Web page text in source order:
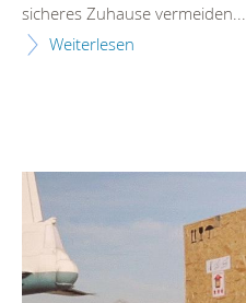
sicheres Zuhause vermeiden....
Weiterlesen